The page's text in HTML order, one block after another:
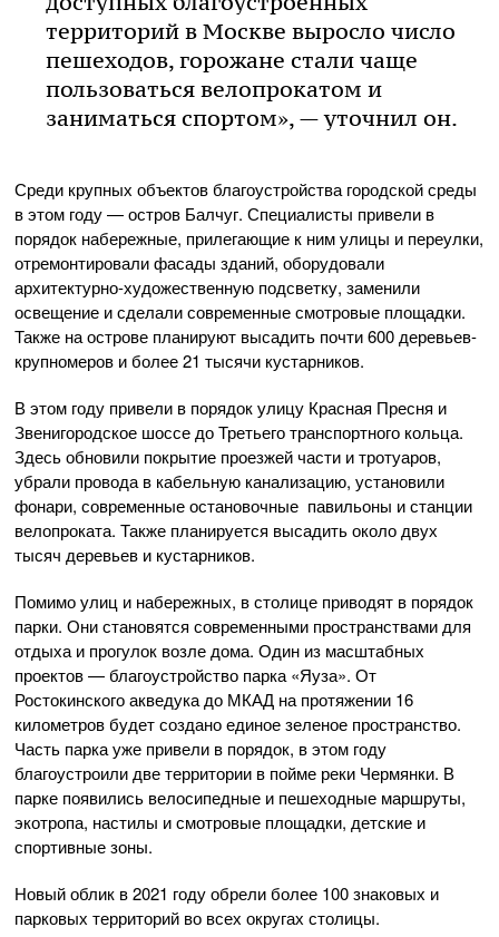
территорий в Москве выросло число
пешеходов, горожане стали чаще
пользоваться велопрокатом и
заниматься спортом», — уточнил он.
Среди крупных объектов благоустройства городской среды
в этом году — остров Балчуг. Специалисты привели в
порядок набережные, прилегающие к ним улицы и переулки,
отремонтировали фасады зданий, оборудовали
архитектурно-художественную подсветку, заменили
освещение и сделали современные смотровые площадки.
Также на острове планируют высадить почти 600 деревьев-
крупномеров и более 21 тысячи кустарников.
В этом году привели в порядок улицу Красная Пресня и
Звенигородское шоссе до Третьего транспортного кольца.
Здесь обновили покрытие проезжей части и тротуаров,
убрали провода в кабельную канализацию, установили
фонари, современные остановочные павильоны и станции
велопроката. Также планируется высадить около двух
тысяч деревьев и кустарников.
Помимо улиц и набережных, в столице приводят в порядок
парки. Они становятся современными пространствами для
отдыха и прогулок возле дома. Один из масштабных
проектов — благоустройство парка «Яуза». От
Ростокинского акведука до МКАД на протяжении 16
километров будет создано единое зеленое пространство.
Часть парка уже привели в порядок, в этом году
благоустроили две территории в пойме реки Чермянки. В
парке появились велосипедные и пешеходные маршруты,
экотропа, настилы и смотровые площадки, детские и
спортивные зоны.
Новый облик в 2021 году обрели более 100 знаковых и
парковых территорий во всех округах столицы.